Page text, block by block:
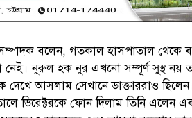
বলেন, গতকাল হাসপাতাল থেকে
নুরুল হক নুর এখনো সম্পূর্ণ সুস্থ নয়
আসলাম সেখানে ডাক্তাররাও
ডিরেক্টরকে ফোন দিলাম তিনি এলেন